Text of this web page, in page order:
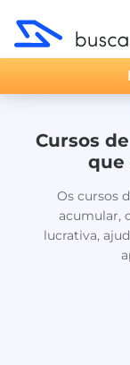
Cursos
que
Os cursos
acumular,
lucrativa,